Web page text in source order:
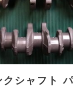
シャフト